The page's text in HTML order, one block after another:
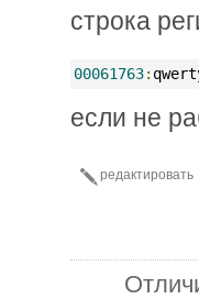
строка
00061763:
если не
редактировать